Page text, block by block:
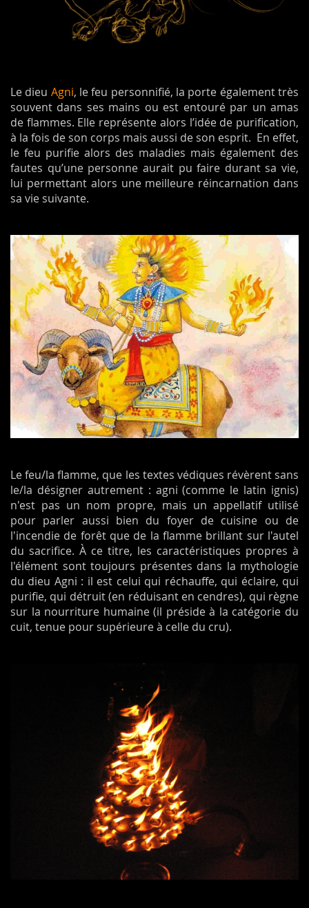
Le dieu Agni, le feu personnifié, la porte également très
souvent dans ses mains ou est entouré par un amas
de flammes. Elle représente alors l’idée de purification,
à la fois de son corps mais aussi de son esprit. En effet,
le feu purifie alors des maladies mais également des
fautes qu’une personne aurait pu faire durant sa vie,
lui permettant alors une meilleure réincarnation dans
sa vie suivante.
Le feu/la flamme, que les textes védiques révèrent sans
le/la désigner autrement : agni (comme le latin ignis)
n'est pas un nom propre, mais un appellatif utilisé
pour parler aussi bien du foyer de cuisine ou de
l'incendie de forêt que de la flamme brillant sur l'autel
du sacrifice. À ce titre, les caractéristiques propres à
l'élément sont toujours présentes dans la mythologie
du dieu Agni : il est celui qui réchauffe, qui éclaire, qui
purifie, qui détruit (en réduisant en cendres), qui règne
sur la nourriture humaine (il préside à la catégorie du
cuit, tenue pour supérieure à celle du cru).